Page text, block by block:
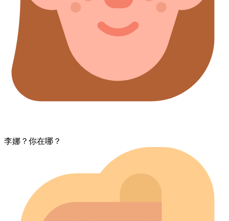
李娜？​你​在哪？